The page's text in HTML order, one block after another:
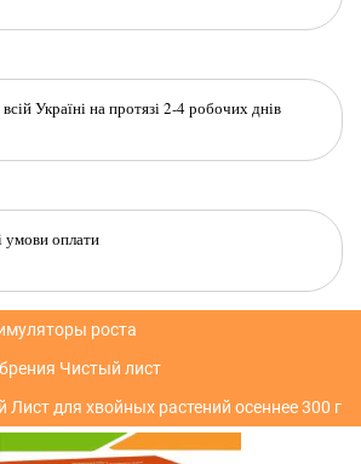
Україні на протязі 2-4 робочих днів
оплати
роста
Чистый лист
для хвойных растений осеннее 300 г